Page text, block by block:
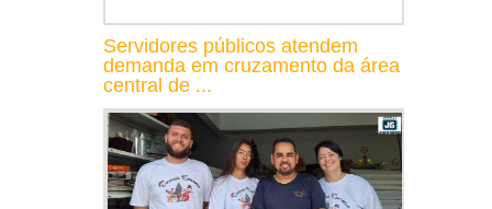
Servidores públicos atendem
demanda em cruzamento da área
central de ...